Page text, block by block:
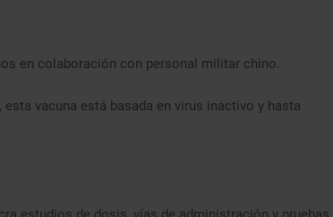
en colaboración con personal militar chino.
vacuna está basada en virus inactivo y hasta